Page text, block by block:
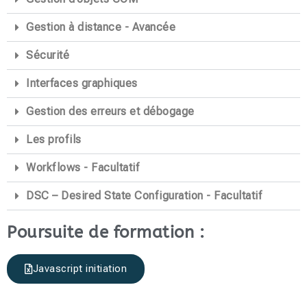
Gestion à distance - Avancée
Sécurité
Interfaces graphiques
Gestion des erreurs et débogage
Les profils
Workflows - Facultatif
DSC – Desired State Configuration - Facultatif
Poursuite de formation :
Javascript initiation